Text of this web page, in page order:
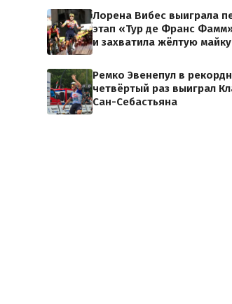
Лорена Вибес выиграла
этап «Тур де Франс
и захватила жёлтую майку
Ремко Эвенепул в
четвёртый раз выиграл
Сан-Себастьяна